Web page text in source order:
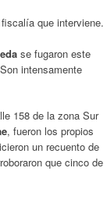
que interviene.
se fugaron este
intensamente
158 de la zona Sur
, fueron los propios
un recuento de
que cinco de